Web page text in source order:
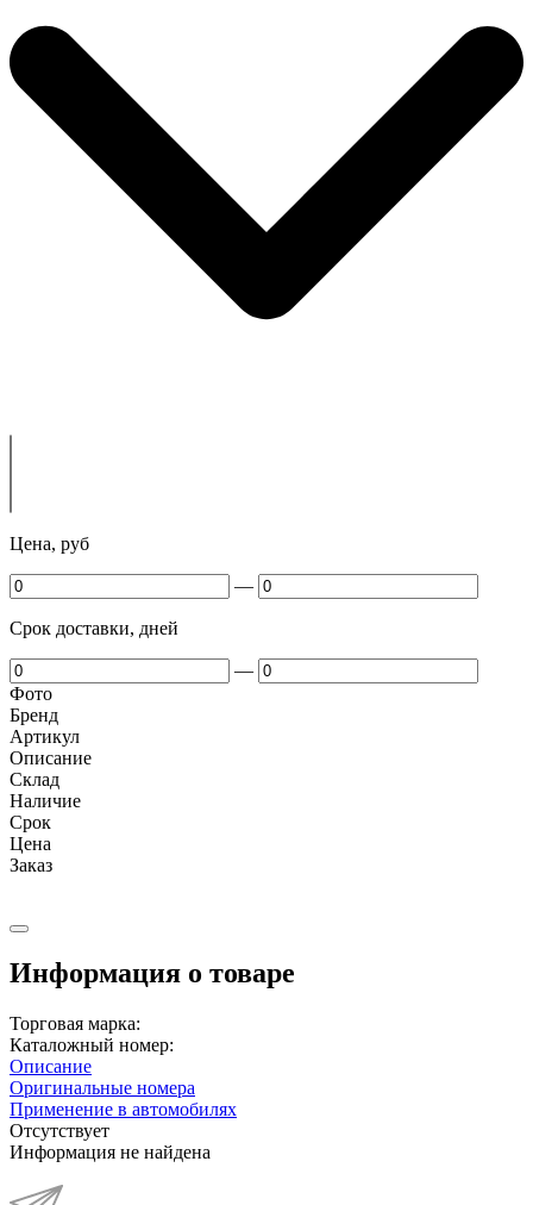
Цена, руб
—
Срок доставки, дней
—
Фото
Бренд
Артикул
Описание
Cклад
Наличие
Срок
Цена
Заказ
Информация о товаре
Торговая марка:
Каталожный номер:
Описание
Оригинальные номера
Применение в автомобилях
Отсутствует
Информация не найдена